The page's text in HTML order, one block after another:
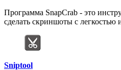
Программа SnapCrab - это
сделать скриншоты с легкостью
Sniptool